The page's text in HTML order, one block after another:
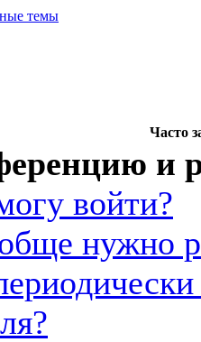
темы
Часто
и
войти?
нужно